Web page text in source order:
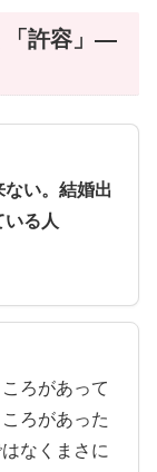
「許容」—
い。結婚出
る人
ろがあって
ろがあった
なくまさに